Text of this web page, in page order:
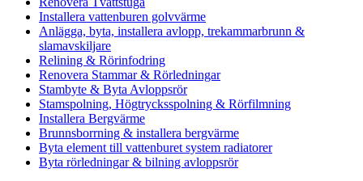
Installera vattenburen golvvärme
Anlägga, byta, installera avlopp, trekammarbrunn &
slamavskiljare
Relining & Rörinfodring
Renovera Stammar & Rörledningar
Stambyte & Byta Avloppsrör
Stamspolning, Högtrycksspolning & Rörfilmning
Installera Bergvärme
Brunnsborrning & installera bergvärme
Byta element till vattenburet system radiatorer
Byta rörledningar & bilning avloppsrör